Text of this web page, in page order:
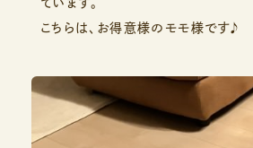
支援・サービスから探す
ています。
こちらは、お得意様のモモ様です♪